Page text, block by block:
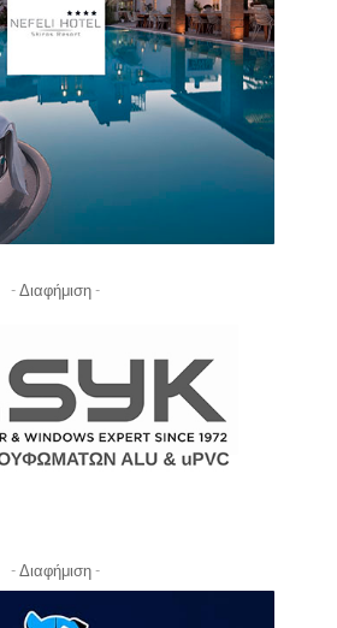
- Διαφήμιση -
- Διαφήμιση -